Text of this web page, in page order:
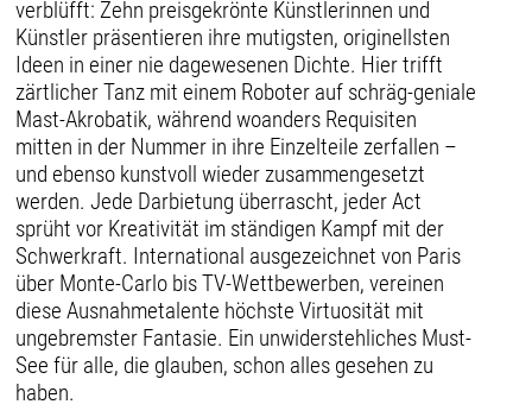
verblüfft: Zehn preisgekrönte Künstlerinnen und
Künstler präsentieren ihre mutigsten, originellsten
Ideen in einer nie dagewesenen Dichte. Hier trifft
zärtlicher Tanz mit einem Roboter auf schräg-geniale
Mast-Akrobatik, während woanders Requisiten
mitten in der Nummer in ihre Einzelteile zerfallen –
und ebenso kunstvoll wieder zusammengesetzt
werden. Jede Darbietung überrascht, jeder Act
sprüht vor Kreativität im ständigen Kampf mit der
Schwerkraft. International ausgezeichnet von Paris
über Monte-Carlo bis TV-Wettbewerben, vereinen
diese Ausnahmetalente höchste Virtuosität mit
ungebremster Fantasie. Ein unwiderstehliches Must-
See für alle, die glauben, schon alles gesehen zu
haben.